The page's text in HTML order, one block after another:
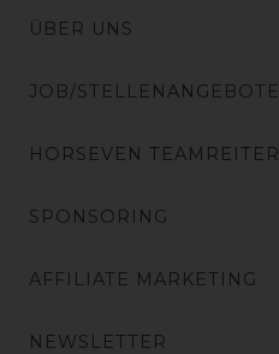
ÜBER UNS
JOB/STELLENANGEBOTE
HORSEVEN TEAMREITER
SPONSORING
AFFILIATE MARKETING
NEWSLETTER